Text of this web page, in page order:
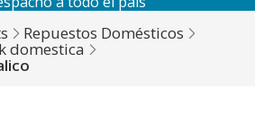
Repuestos Domésticos
domestica